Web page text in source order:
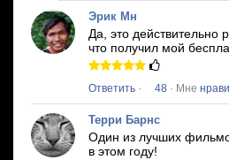
Эрик Мн
Да, это действительно
что получил мой
Ответить · 48 · Мне
Терри Барнс
Один из лучших
в этом году!